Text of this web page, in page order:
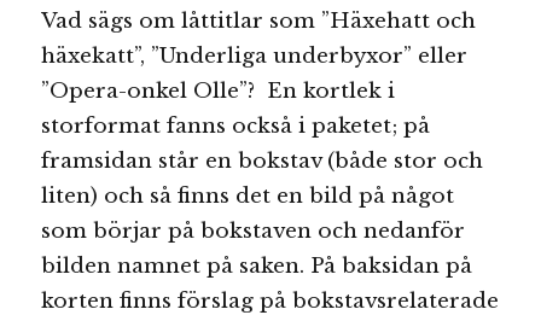
Vad sägs om låttitlar som ”Häxehatt och
häxekatt”, ”Underliga underbyxor” eller
”Opera-onkel Olle”? En kortlek i
storformat fanns också i paketet; på
framsidan står en bokstav (både stor och
liten) och så finns det en bild på något
som börjar på bokstaven och nedanför
bilden namnet på saken. På baksidan på
korten finns förslag på bokstavsrelaterade